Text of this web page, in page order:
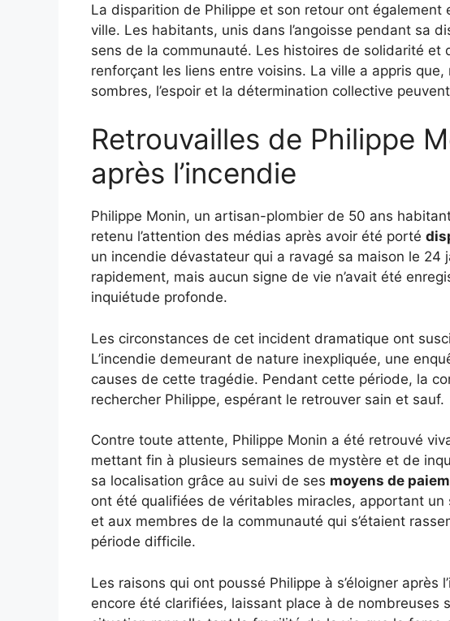
La disparition de Philippe et son retour ont également
ville. Les habitants, unis dans l’angoisse pendant sa
sens de la communauté. Les histoires de solidarité et
renforçant les liens entre voisins. La ville a appris
sombres, l’espoir et la détermination collective
Retrouvailles de Philippe
après l’incendie
Philippe Monin, un artisan-plombier de 50 ans
retenu l’attention des médias après avoir été porté
un incendie dévastateur qui a ravagé sa maison le 24
rapidement, mais aucun signe de vie n’avait été
inquiétude profonde.
Les circonstances de cet incident dramatique ont
L’incendie demeurant de nature inexpliquée, une
causes de cette tragédie. Pendant cette période, la
rechercher Philippe, espérant le retrouver sain et sauf.
Contre toute attente, Philippe Monin a été retrouvé
mettant fin à plusieurs semaines de mystère et de
sa localisation grâce au suivi de ses moyens de
ont été qualifiées de véritables miracles, apportant
et aux membres de la communauté qui s’étaient
période difficile.
Les raisons qui ont poussé Philippe à s’éloigner après
encore été clarifiées, laissant place à de nombreuses